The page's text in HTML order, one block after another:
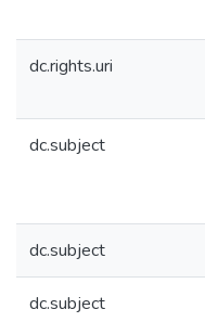
dc.rights.uri
dc.subject
dc.subject
dc.subject